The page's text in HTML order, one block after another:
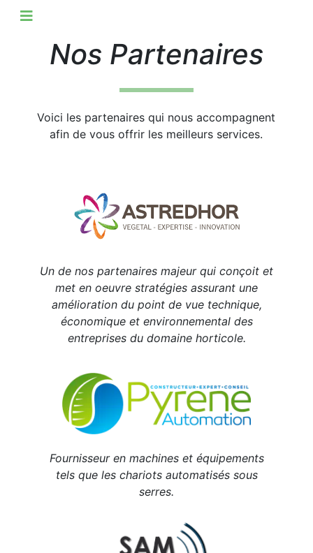
Nos Partenaires
Voici les partenaires qui nous accompagnent
afin de vous offrir les meilleurs services.
Un de nos partenaires majeur qui conçoit et
met en oeuvre stratégies assurant une
amélioration du point de vue technique,
économique et environnemental des
entreprises du domaine horticole.
Fournisseur en machines et équipements
tels que les chariots automatisés sous
serres.